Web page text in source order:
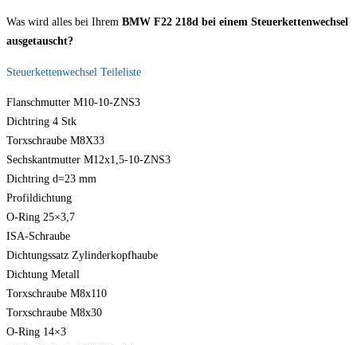
Was wird alles bei Ihrem BMW F22 218d bei einem Steuerkettenwechsel
ausgetauscht?
Steuerkettenwechsel Teileliste
Flanschmutter M10-10-ZNS3
Dichtring 4 Stk
Torxschraube M8X33
Sechskantmutter M12x1,5-10-ZNS3
Dichtring d=23 mm
Profildichtung
O-Ring 25×3,7
ISA-Schraube
Dichtungssatz Zylinderkopfhaube
Dichtung Metall
Torxschraube M8x110
Torxschraube M8x30
O-Ring 14×3